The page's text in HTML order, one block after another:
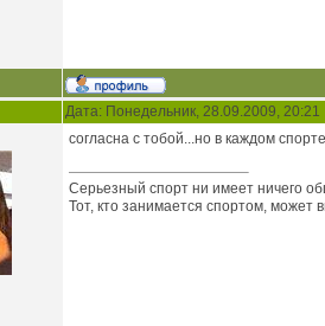
Дата: Понедельник, 28.09.2009,
согласна с тобой...но в каждом
Серьезный спорт ни имеет ничего
Тот, кто занимается спортом, может